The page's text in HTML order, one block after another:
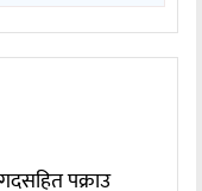
पक्राउ